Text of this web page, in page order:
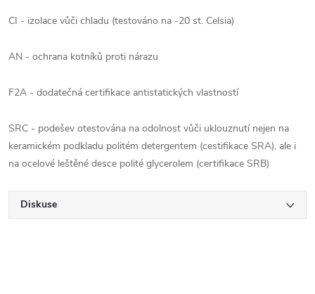
CI - izolace vůči chladu (testováno na -20 st. Celsia)
AN - ochrana kotníků proti nárazu
F2A - dodatečná certifikace antistatických vlastností
SRC - podešev otestována na odolnost vůči uklouznutí nejen na
keramickém podkladu politém detergentem (cestifikace SRA), ale i
na ocelové leštěné desce polité glycerolem (certifikace SRB)
Diskuse